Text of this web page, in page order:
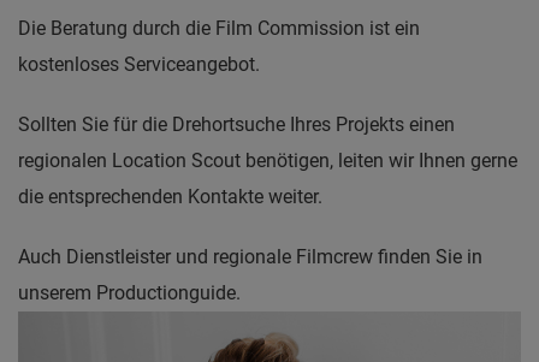
Die Beratung durch die Film Commission ist ein
kostenloses Serviceangebot.
Sollten Sie für die Drehortsuche Ihres Projekts einen
regionalen Location Scout benötigen, leiten wir Ihnen gerne
die entsprechenden Kontakte weiter.
Auch Dienstleister und regionale Filmcrew finden Sie in
unserem Productionguide.